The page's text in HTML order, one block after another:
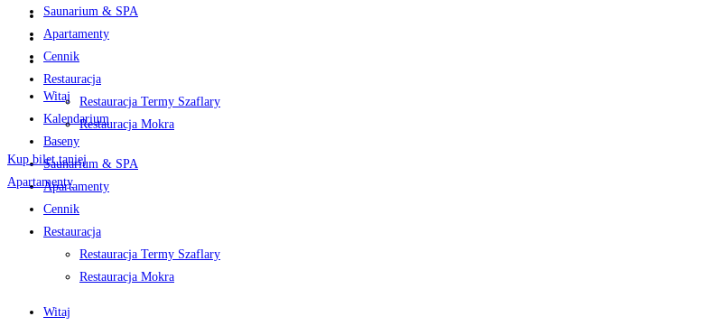
Witaj
Kalendarium
Baseny
Saunarium & SPA
Apartamenty
Cennik
Restauracja
Restauracja Termy Szaflary
Restauracja Mokra
Witaj
Saunarium & SPA
Apartamenty
Cennik
Restauracja
Restauracja Termy Szaflary
Restauracja Mokra
Kup bilet taniej
Apartamenty